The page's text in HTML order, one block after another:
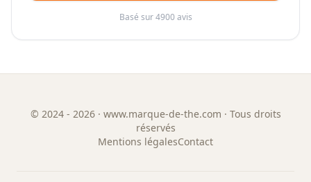
Basé sur 4900 avis
© 2024 - 2026· www.marque-de-the.com · Tous droits
réservés
Mentions légalesContact